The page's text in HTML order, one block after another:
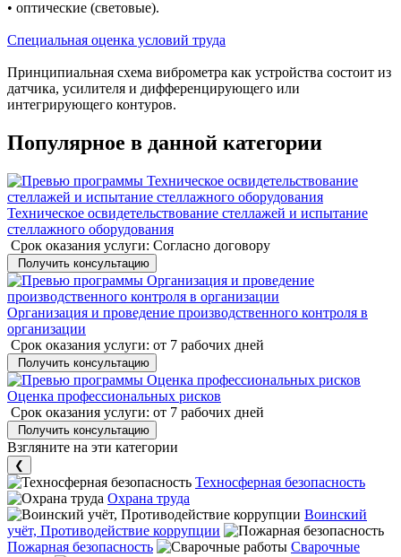
• оптические (световые).
Специальная оценка условий труда
Принципиальная схема виброметра как устройства состоит из
датчика, усилителя и дифференцирующего или
интегрирующего контуров.
Популярное в данной категории
Техническое освидетельствование стеллажей и испытание
стеллажного оборудования
Срок оказания услуги: Согласно договору
Получить консультацию
Организация и проведение производственного контроля в
организации
Срок оказания услуги: от 7 рабочих дней
Получить консультацию
Оценка профессиональных рисков
Срок оказания услуги: от 7 рабочих дней
Получить консультацию
Взгляните на эти категории
❮
Техносферная безопасность
Охрана труда
Воинский
учёт, Противодействие коррупции
Пожарная безопасность
Сварочные